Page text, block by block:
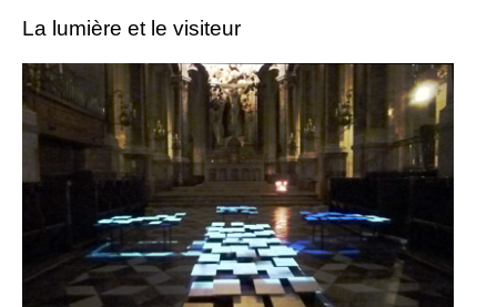
La lumière et le visiteur